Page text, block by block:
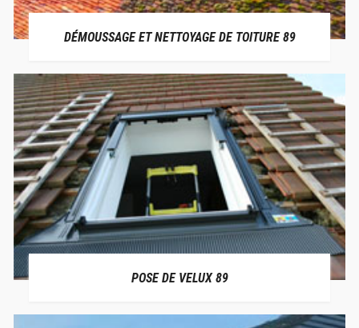
DÉMOUSSAGE ET NETTOYAGE DE TOITURE 89
POSE DE VELUX 89